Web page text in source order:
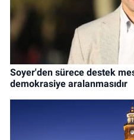
Soyer'den sürece destek
demokrasiye aralanmasıdır